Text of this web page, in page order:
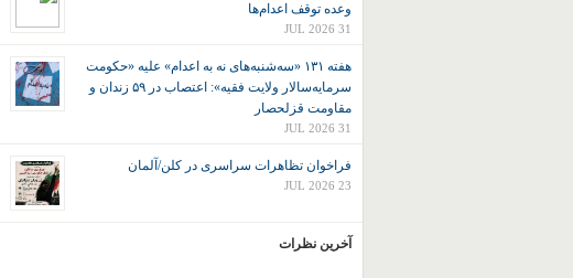
وعده توقف اعدام‌ها
31 JUL 2026
هفته ۱۳۱ «سه‌شنبه‌های نه به اعدام» علیه «حکومت
سرمایه‌سالار ولایت فقیه»: اعتصاب در ۵۹ زندان و
مقاومت قزلحصار
31 JUL 2026
فراخوان تظاهرات سراسری در کلن/آلمان
23 JUL 2026
آخرین نظرات